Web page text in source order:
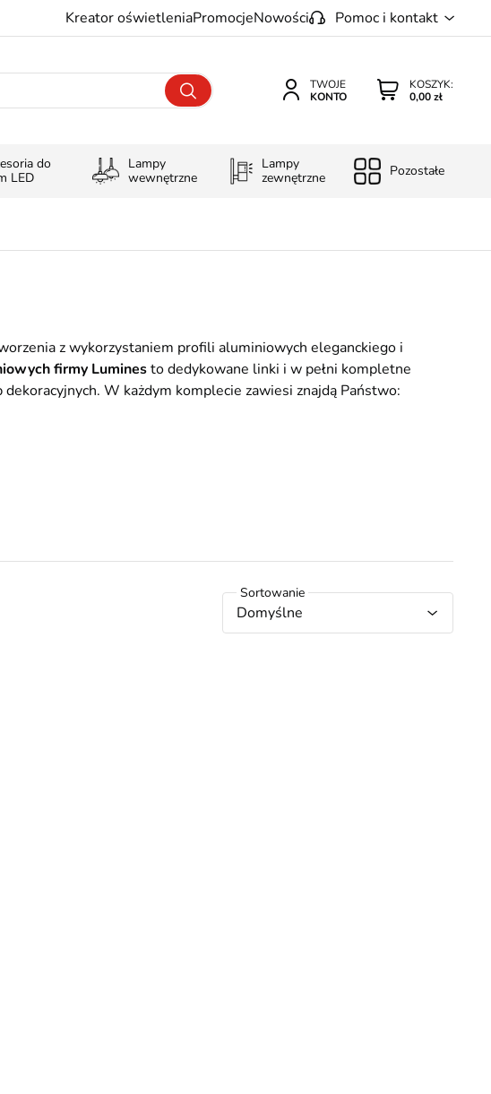
Kreator oświetleniaPromocjeNowości Pomoc i kontakt
KOSZYK:
0,00 zł
TWOJE
KONTO
do
LED
Lampy
wewnętrzne
Lampy
zewnętrzne
Pozostałe
z wykorzystaniem profili aluminiowych eleganckiego i
firmy Luminesto dedykowane linki i w pełni kompletne
W każdym komplecie zawiesi znajdą Państwo:
Domyślne